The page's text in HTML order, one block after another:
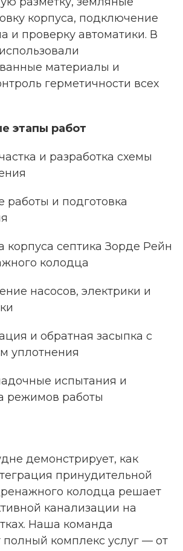
корпуса, подключение
и проверку автоматики. В
материалы и
герметичности всех
этапы работ
и разработка схемы
работы и подготовка
корпуса септика Зорде Рейн
колодца
насосов, электрики и
и обратная засыпка с
уплотнения
испытания и
режимов работы
демонстрирует, как
принудительной
колодца решает
канализации на
Наша команда
полный комплекс услуг — от